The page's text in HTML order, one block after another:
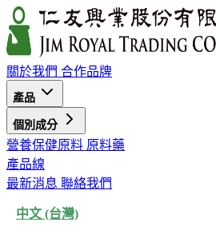
關於我們 合作品牌
產品
個別成分
營養保健原料 原料藥
產品線
最新消息 聯絡我們
中文 (台灣)